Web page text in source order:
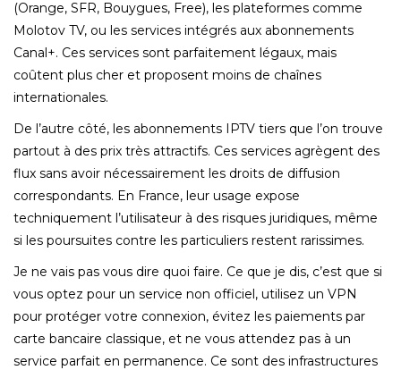
(Orange, SFR, Bouygues, Free), les plateformes comme
Molotov TV, ou les services intégrés aux abonnements
Canal+. Ces services sont parfaitement légaux, mais
coûtent plus cher et proposent moins de chaînes
internationales.
De l’autre côté, les abonnements IPTV tiers que l’on trouve
partout à des prix très attractifs. Ces services agrègent des
flux sans avoir nécessairement les droits de diffusion
correspondants. En France, leur usage expose
techniquement l’utilisateur à des risques juridiques, même
si les poursuites contre les particuliers restent rarissimes.
Je ne vais pas vous dire quoi faire. Ce que je dis, c’est que si
vous optez pour un service non officiel, utilisez un VPN
pour protéger votre connexion, évitez les paiements par
carte bancaire classique, et ne vous attendez pas à un
service parfait en permanence. Ce sont des infrastructures